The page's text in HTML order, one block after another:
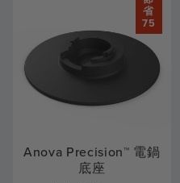
省
75
Anova Precision™ 電鍋
底座